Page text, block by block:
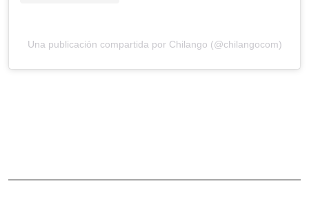
Una publicación compartida por Chilango (@chilangocom)